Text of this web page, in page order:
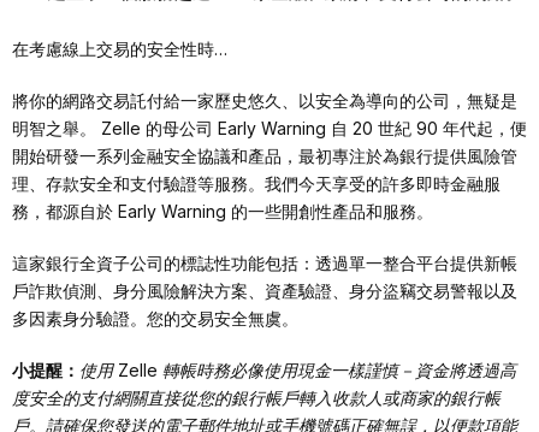
在考慮線上交易的安全性時…
將你的網路交易託付給一家歷史悠久、以安全為導向的公司，無疑是
明智之舉。 Zelle 的母公司 Early Warning 自 20 世紀 90 年代起，便
開始研發一系列金融安全協議和產品，最初專注於為銀行提供風險管
理、存款安全和支付驗證等服務。我們今天享受的許多即時金融服
務，都源自於 Early Warning 的一些開創性產品和服務。
這家銀行全資子公司的標誌性功能包括：透過單一整合平台提供新帳
戶詐欺偵測、身分風險解決方案、資產驗證、身分盜竊交易警報以及
多因素身分驗證。您的交易安全無虞。
小提醒： 使用 Zelle 轉帳時務必像使用現金一樣謹慎－資金將透過高
度安全的支付網關直接從您的銀行帳戶轉入收款人或商家的銀行帳
戶。請確保您發送的電子郵件地址或手機號碼正確無誤，以便款項能